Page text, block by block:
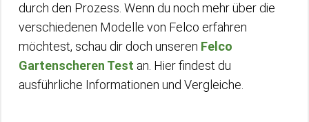
durch den Prozess. Wenn du noch mehr über die
verschiedenen Modelle von Felco erfahren
möchtest, schau dir doch unseren Felco
Gartenscheren Test an. Hier findest du
ausführliche Informationen und Vergleiche.